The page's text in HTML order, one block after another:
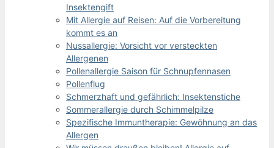
Insektengift
Mit Allergie auf Reisen: Auf die Vorbereitung
kommt es an
Nussallergie: Vorsicht vor versteckten
Allergenen
Pollenallergie Saison für Schnupfennasen
Pollenflug
Schmerzhaft und gefährlich: Insektenstiche
Sommerallergie durch Schimmelpilze
Spezifische Immuntherapie: Gewöhnung an das
Allergen